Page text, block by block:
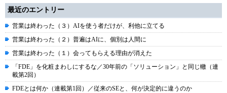
最近のエントリー
営業は終わった（３）AIを使う者だけが、利他に立てる
営業は終わった（２）普遍はAIに、個別は人間に
営業は終わった（１）会ってもらえる理由が消えた
「FDE」を化粧まわしにするな／30年前の「ソリューション」と同じ轍（連
載第2回）
FDEとは何か（連載第1回）／従来のSEと、何が決定的に違うのか